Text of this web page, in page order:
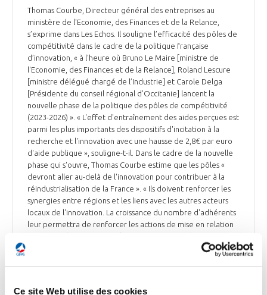
Ce site Web utilise des cookies
Thomas Courbe, Directeur général des entreprises au
ministère de l'Economie, des Finances et de la Relance,
s’exprime dans Les Echos. Il souligne l’efficacité des pôles de
compétitivité dans le cadre de la politique française
d’innovation, « à l'heure où Bruno Le Maire [ministre de
l'Economie, des Finances et de la Relance], Roland Lescure
[ministre délégué chargé de l’Industrie] et Carole Delga
[Présidente du conseil régional d'Occitanie] lancent la
nouvelle phase de la politique des pôles de compétitivité
(2023-2026) ». « L'effet d'entraînement des aides perçues est
parmi les plus importants des dispositifs d'incitation à la
recherche et l'innovation avec une hausse de 2,8€ par euro
d'aide publique », souligne-t-il. Dans le cadre de la nouvelle
phase qui s'ouvre, Thomas Courbe estime que les pôles «
devront aller au-delà de l'innovation pour contribuer à la
réindustrialisation de la France ». « Ils doivent renforcer les
synergies entre régions et les liens avec les autres acteurs
locaux de l'innovation. La croissance du nombre d'adhérents
leur permettra de renforcer les actions de mise en relation
à l'image d'Aerospace Valley et de Mer Méditerranée dans